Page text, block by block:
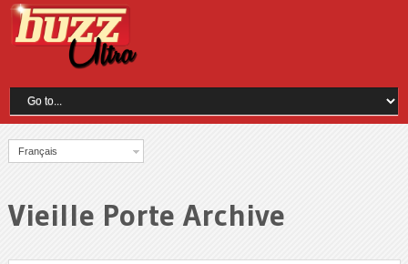
Français
Vieille Porte Archive